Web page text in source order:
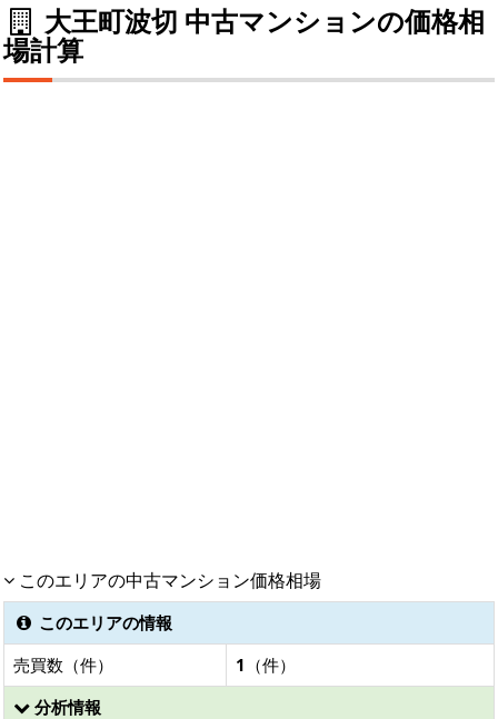
大王町波切 中古マンションの価格相
場計算
このエリアの中古マンション価格相場
このエリアの情報
売買数（件）
1 （件）
分析情報